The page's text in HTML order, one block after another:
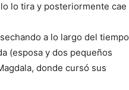
lo tira y posteriormente cae
a lo largo del tiempo
(esposa y dos pequeños
donde cursó sus